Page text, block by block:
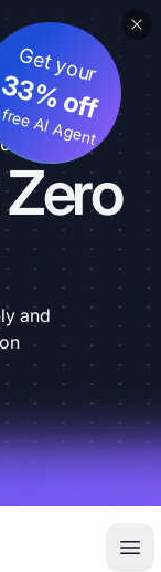
Get your
33% off
AI Agent
and